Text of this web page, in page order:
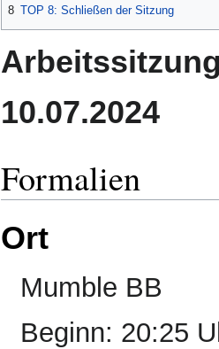
8 TOP 8: Schließen der Sitzung
10.07.2024
Formalien
Ort
Mumble BB
Beginn: 20:25